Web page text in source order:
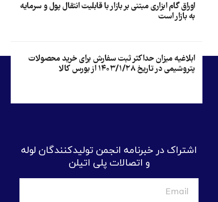
اوراق گام ابزاری مبتنی بر بازار با قابلیت انتقال پول و سرمایه
به بازار است
ابلاغیه میزان حداکثر ثبت سفارش برای خرید محصولات
پتروشیمی در تاریخ ۱۴۰۳/۱/۲۸ از بورس کالا
اشتراک در خبرنامه انجمن تولیدکنندگان لوله
و اتصالات پلی اتیلن